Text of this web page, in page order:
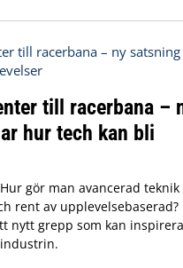
till racerbana –
hur tech kan bli
Hur gör man avancerad
rent av upplevelsebaserad?
nytt grepp som kan